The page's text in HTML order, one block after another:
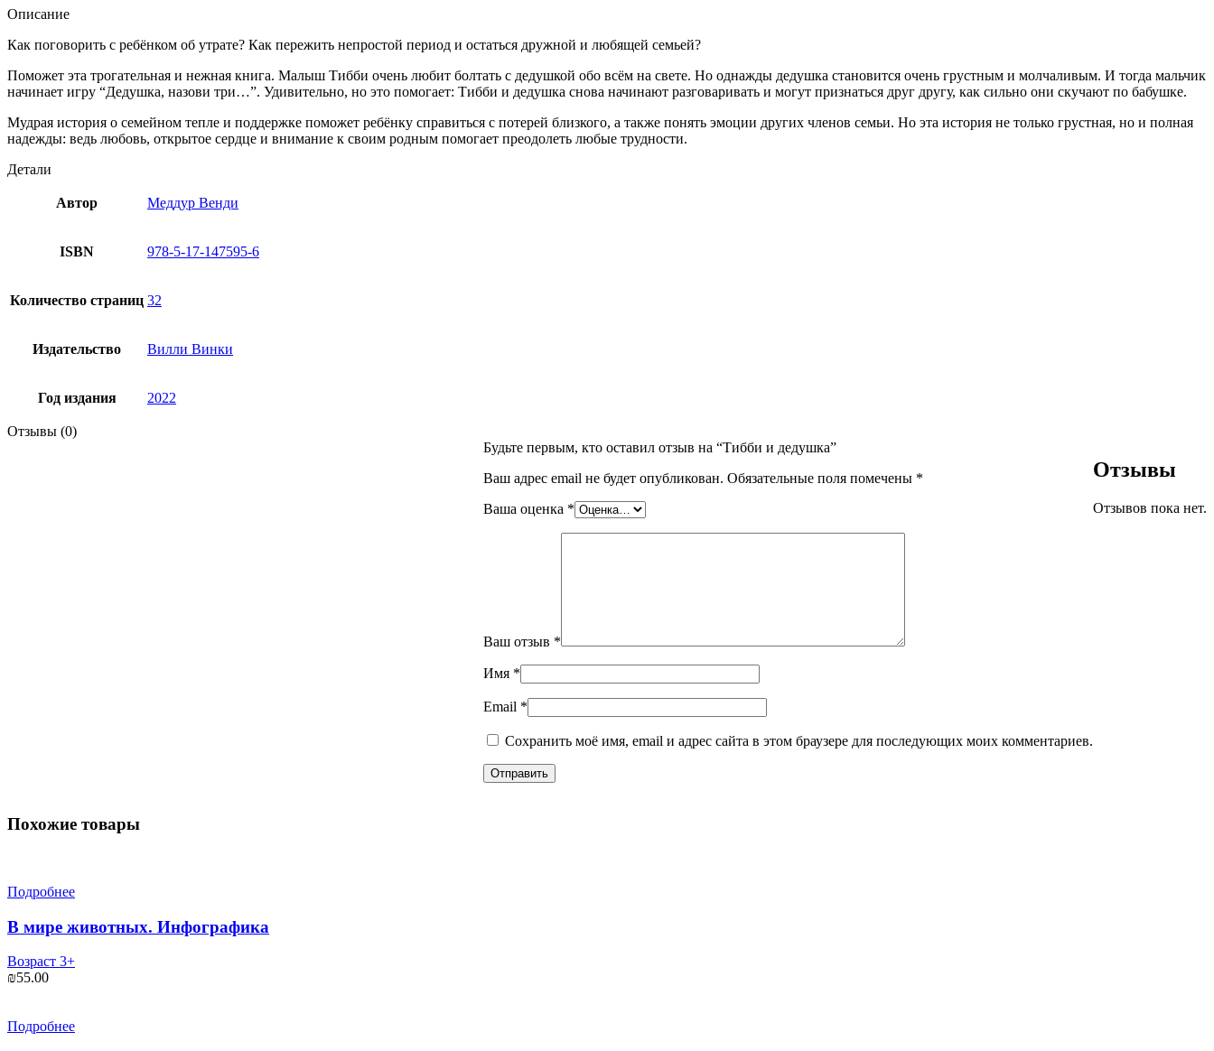
Описание
Как поговорить с ребёнком об утрате? Как пережить непростой период и остаться дружной и любящей семьей?
Поможет эта трогательная и нежная книга. Малыш Тибби очень любит болтать с дедушкой обо всём на свете. Но однажды дедушка становится очень грустным и молчаливым. И тогда мальчик
начинает игру “Дедушка, назови три…”. Удивительно, но это помогает: Тибби и дедушка снова начинают разговаривать и могут признаться друг другу, как сильно они скучают по бабушке.
Мудрая история о семейном тепле и поддержке поможет ребёнку справиться с потерей близкого, а также понять эмоции других членов семьи. Но эта история не только грустная, но и полная
надежды: ведь любовь, открытое сердце и внимание к своим родным помогает преодолеть любые трудности.
Детали
Автор Меддур Венди
ISBN 978-5-17-147595-6
Количество страниц 32
Издательство Вилли Винки
Год издания 2022
Отзывы (0)
Отзывы
Отзывов пока нет.
Будьте первым, кто оставил отзыв на “Тибби и дедушка”
Ваш адрес email не будет опубликован. Обязательные поля помечены *
Ваша оценка *
Ваш отзыв *
Имя *
Email *
Сохранить моё имя, email и адрес сайта в этом браузере для последующих моих комментариев.
Похожие товары
Подробнее
В мире животных. Инфографика
Возраст 3+
₪55.00
Подробнее